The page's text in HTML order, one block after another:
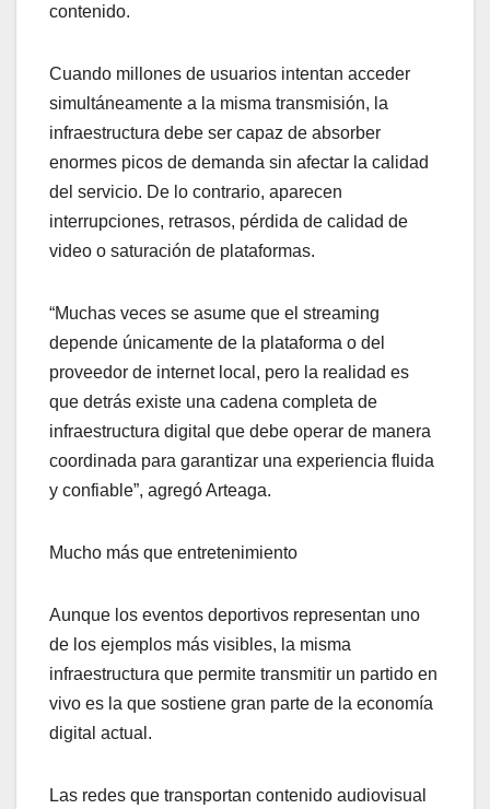
contenido.
Cuando millones de usuarios intentan acceder
simultáneamente a la misma transmisión, la
infraestructura debe ser capaz de absorber
enormes picos de demanda sin afectar la calidad
del servicio. De lo contrario, aparecen
interrupciones, retrasos, pérdida de calidad de
video o saturación de plataformas.
“Muchas veces se asume que el streaming
depende únicamente de la plataforma o del
proveedor de internet local, pero la realidad es
que detrás existe una cadena completa de
infraestructura digital que debe operar de manera
coordinada para garantizar una experiencia fluida
y confiable”, agregó Arteaga.
Mucho más que entretenimiento
Aunque los eventos deportivos representan uno
de los ejemplos más visibles, la misma
infraestructura que permite transmitir un partido en
vivo es la que sostiene gran parte de la economía
digital actual.
Las redes que transportan contenido audiovisual